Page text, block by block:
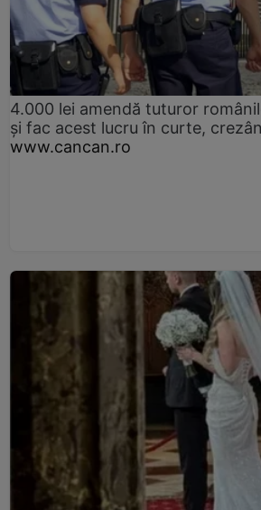
4.000 lei amendă tuturor
și fac acest lucru în curte,
www.cancan.ro